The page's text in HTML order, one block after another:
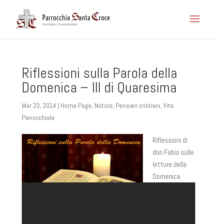
Riflessioni sulla Parola della
Domenica – III di Quaresima
Mar 23, 2014 | Home Page, Notizie, Pensieri cristiani, Vita
Parrocchiale
Riflessioni di
don Fabio sulle
letture della
Domenica.